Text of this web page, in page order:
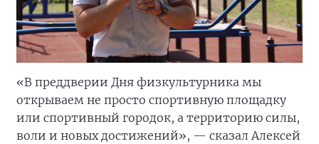
«В преддверии Дня физкультурника мы
открываем не просто спортивную площадку
или спортивный городок, а территорию силы,
воли и новых достижений», — сказал Алексей